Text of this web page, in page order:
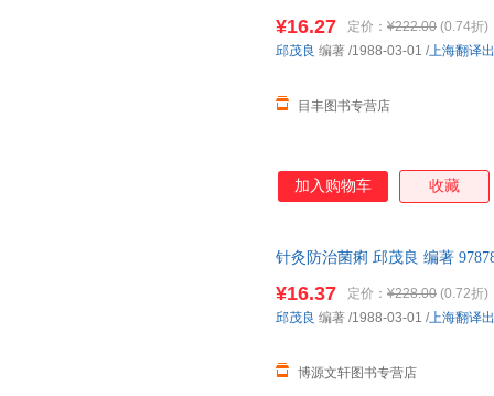
¥16.27 定价： ¥222.00 (0.74折)
目丰图书专营店
邱茂良 编著 /1988-03-01 /上海翻译
加入购物车 收藏
针灸防治菌痢 邱茂良 编著
¥16.37 定价： ¥228.00 (0.72折)
博源文轩图书专营店
邱茂良 编著 /1988-03-01 /上海翻译